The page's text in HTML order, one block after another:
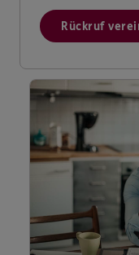
Rückruf